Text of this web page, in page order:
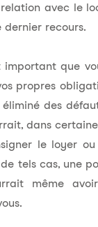
avec le
recours.
important que
propres
des
dans
le loyer
tels cas, une
même avoir